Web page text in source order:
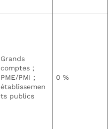
Grands
comptes ;
PME/PMI ;
établissemen
ts publics
0 %